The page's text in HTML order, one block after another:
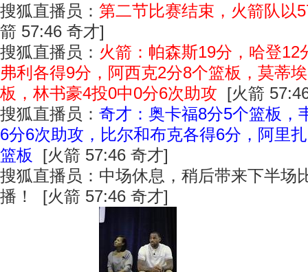
搜狐直播员： 第二节比赛结束，火箭队以
箭 57:46 奇才]
搜狐直播员： 火箭：帕森斯19分，哈登12
弗利各得9分，阿西克2分8个篮板，莫蒂
板，林书豪4投0中0分6次助攻 [火箭
搜狐直播员： 奇才：奥卡福8分5个篮板，
6分6次助攻，比尔和布克各得6分，阿里
篮板
[火箭 57:46 奇才]
搜狐直播员：中场休息，稍后带来下半场
播！ [火箭 57:46 奇才]